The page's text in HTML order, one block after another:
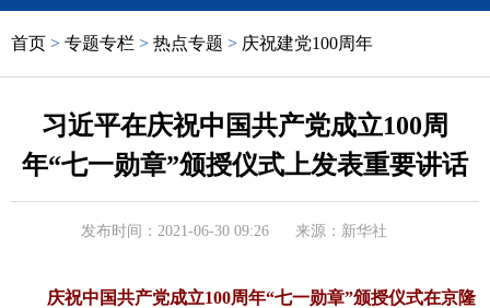
首页 > 专题专栏 > 热点专题 > 庆祝建党100周年
习近平在庆祝中国共产党成立100周
年“七一勋章”颁授仪式上发表重要讲话
发布时间：2021-06-30 09:26 来源：新华社
庆祝中国共产党成立100周年“七一勋章”颁授仪式在京隆